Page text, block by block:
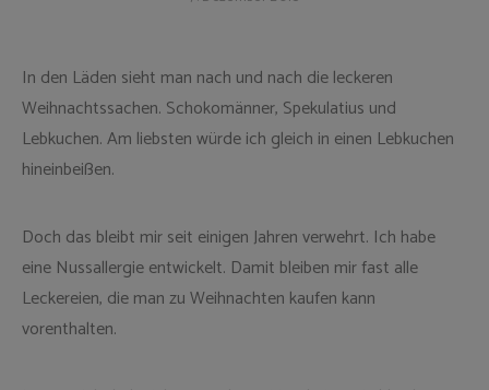
In den Läden sieht man nach und nach die leckeren
Weihnachtssachen. Schokomänner, Spekulatius und
Lebkuchen. Am liebsten würde ich gleich in einen Lebkuchen
hineinbeißen.
Doch das bleibt mir seit einigen Jahren verwehrt. Ich habe
eine Nussallergie entwickelt. Damit bleiben mir fast alle
Leckereien, die man zu Weihnachten kaufen kann
vorenthalten.